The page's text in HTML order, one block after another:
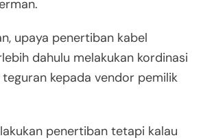
upaya penertiban kabel
dahulu melakukan kordinasi
kepada vendor pemilik
penertiban tetapi kalau